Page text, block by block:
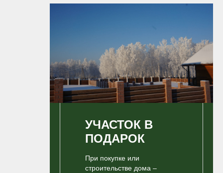
УЧАСТОК В
ПОДАРОК
При покупке или
строительстве дома –